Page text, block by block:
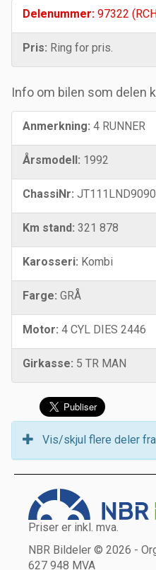
Delenummer: 97322
Pris: Ring for pris.
Info om bilen som delen
Anmerkning: 4 RUNNER
Årsmodell: 1992
ChassiNr:
Km stand: 321 878
Karosseri: Kombi
Farge: GRÅ
Motor: 4 CYL DIES 2446
Girkasse: 5 TR MAN
Vis/skjul flere deler
Priser er inkl. mva.
NBR Bildeler © 2026 -
627 948 MVA